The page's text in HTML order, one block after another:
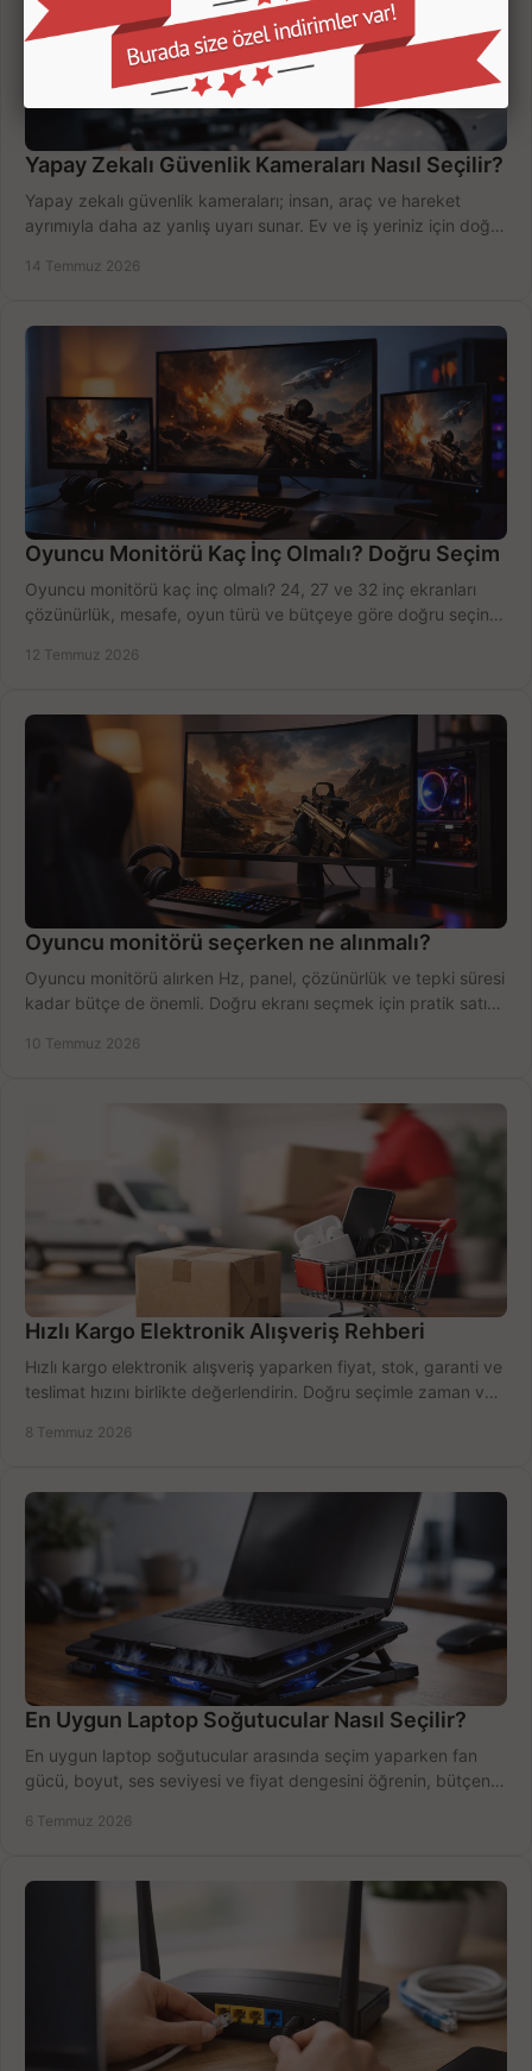
Yapay Zekalı Güvenlik Kameraları Nasıl Seçilir?
Yapay zekalı güvenlik kameraları; insan, araç ve hareket
ayrımıyla daha az yanlış uyarı sunar. Ev ve iş yeriniz için doğru
14 Temmuz 2026
Oyuncu Monitörü Kaç İnç Olmalı? Doğru Seçim
Oyuncu monitörü kaç inç olmalı? 24, 27 ve 32 inç ekranları
çözünürlük, mesafe, oyun türü ve bütçeye göre doğru seçin,
12 Temmuz 2026
Oyuncu monitörü seçerken ne alınmalı?
Oyuncu monitörü alırken Hz, panel, çözünürlük ve tepki süresi
kadar bütçe de önemli. Doğru ekranı seçmek için pratik satın
10 Temmuz 2026
Hızlı Kargo Elektronik Alışveriş Rehberi
Hızlı kargo elektronik alışveriş yaparken fiyat, stok, garanti ve
teslimat hızını birlikte değerlendirin. Doğru seçimle zaman ve
8 Temmuz 2026
En Uygun Laptop Soğutucular Nasıl Seçilir?
En uygun laptop soğutucular arasında seçim yaparken fan
gücü, boyut, ses seviyesi ve fiyat dengesini öğrenin, bütçenizi
6 Temmuz 2026